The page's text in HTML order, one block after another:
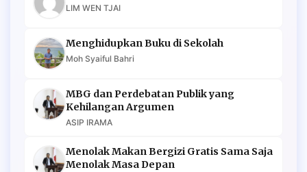
LIM WEN TJAI
Menghidupkan Buku di Sekolah
Moh Syaiful Bahri
MBG dan Perdebatan Publik yang
Kehilangan Argumen
ASIP IRAMA
Menolak Makan Bergizi Gratis Sama Saja
Menolak Masa Depan